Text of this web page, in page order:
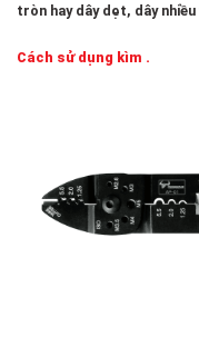
tròn hay dây dẹt, dây
Cách sử dụng kìm .